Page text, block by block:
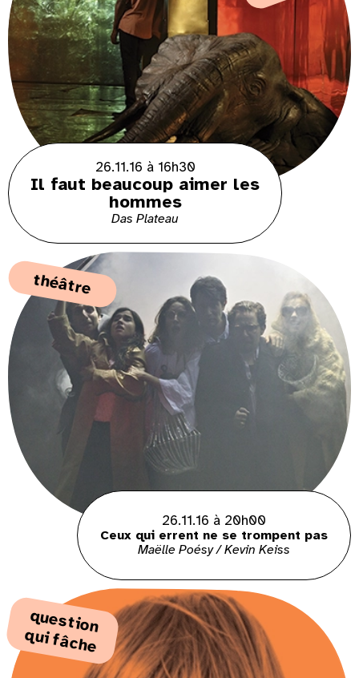
26.11.16 à 16h30
Il faut beaucoup aimer les
hommes
Das Plateau
théâtre
26.11.16 à 20h00
Ceux qui errent ne se trompent pas
Maëlle Poésy / Kevin Keiss
q
ue
s
tio
n
q
ui fâ
che